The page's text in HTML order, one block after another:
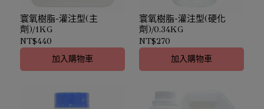
寰氧樹脂-灌注型(主
劑)/1KG
NT$440
加入購物車
寰氧樹脂-灌注型(硬化
劑)/0.34KG
NT$270
加入購物車